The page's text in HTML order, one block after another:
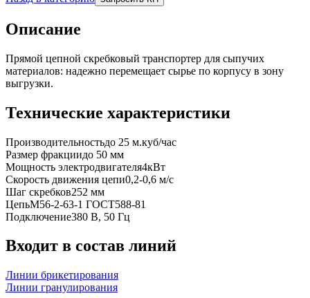
Описание
Прямой цепной скребковый транспортер для сыпучих
материалов: надежно перемещает сырье по корпусу в зону
выгрузки.
Технические характеристики
Производительностьдо 25 м.куб/час
Размер фракциидо 50 мм
Мощность электродвигателя4кВт
Скорость движения цепи0,2-0,6 м/с
Шаг скребков252 мм
ЦепьМ56-2-63-1 ГОСТ588-81
Подключение380 В, 50 Гц
Входит в состав линий
Линии брикетирования
Линии гранулирования